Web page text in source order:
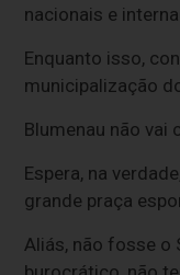
nacionais e
Enquanto isso,
municipalização
Blumenau não vai
Espera, na
grande praça
Aliás, não fosse o